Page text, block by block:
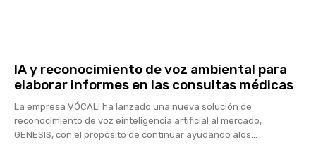
IA y reconocimiento de voz ambiental para
elaborar informes en las consultas médicas
La empresa VÓCALI ha lanzado una nueva solución de
reconocimiento de voz einteligencia artificial al mercado,
GENESIS, con el propósito de continuar ayudando alos...